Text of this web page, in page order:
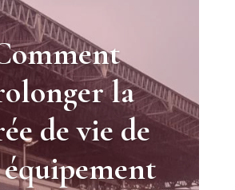
la
de vie de
équipement